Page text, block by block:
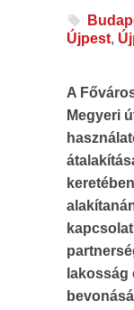
Újpest,
A
Megyeri
lakosság